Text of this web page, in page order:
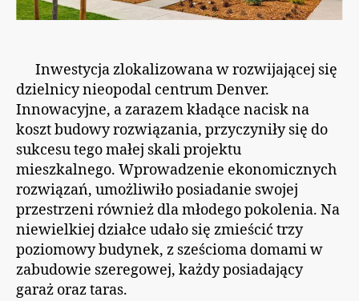
Inwestycja zlokalizowana w rozwijającej się
dzielnicy nieopodal centrum Denver.
Innowacyjne, a zarazem kładące nacisk na
koszt budowy rozwiązania, przyczyniły się do
sukcesu tego małej skali projektu
mieszkalnego. Wprowadzenie ekonomicznych
rozwiązań, umożliwiło posiadanie swojej
przestrzeni również dla młodego pokolenia. Na
niewielkiej działce udało się zmieścić trzy
poziomowy budynek, z sześcioma domami w
zabudowie szeregowej, każdy posiadający
garaż oraz taras.